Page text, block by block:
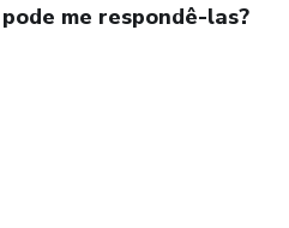
me respondê-las?